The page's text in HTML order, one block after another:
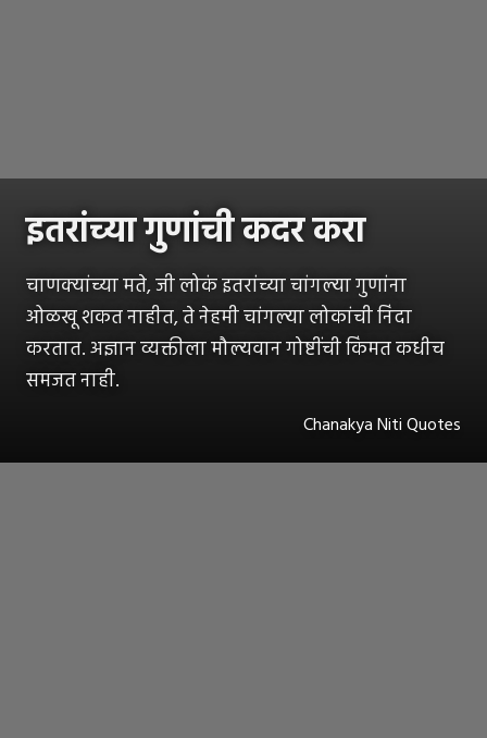
इतरांच्या गुणांची कदर करा
चाणक्यांच्या मते, जी लोकं इतरांच्या चांगल्या गुणांना
ओळखू शकत नाहीत, ते नेहमी चांगल्या लोकांची निंदा
करतात. अज्ञान व्यक्तीला मौल्यवान गोष्टींची किंमत कधीच
समजत नाही.
Chanakya Niti Quotes